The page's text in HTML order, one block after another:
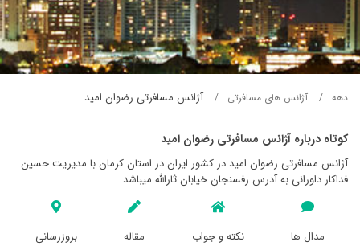
دهه آژانس های مسافرتی آژانس مسافرتی رضوان اميد
کوتاه درباره آژانس مسافرتی رضوان اميد
آژانس مسافرتی رضوان اميد در کشور ایران در استان کرمان با مدیریت حسین
فداکار داورانی به آدرس رفسنجان خیابان ثارالله میباشد
مدال ها
نکته و جواب
مقاله
بروزرسانی